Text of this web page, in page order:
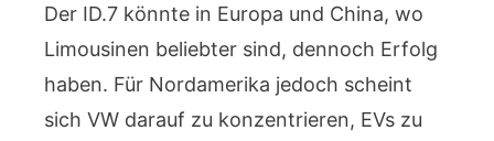
Der ID.7 könnte in Europa und China, wo
Limousinen beliebter sind, dennoch Erfolg
haben. Für Nordamerika jedoch scheint
sich VW darauf zu konzentrieren, EVs zu